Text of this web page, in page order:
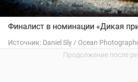
Финалист в номинации «Дикая
Источник: Daniel Sly / Ocean